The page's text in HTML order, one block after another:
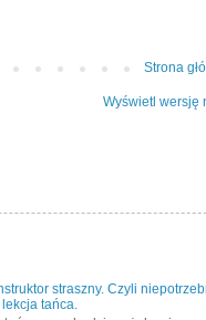
Strona
Wyświetl wersję
straszny. Czyli
tańca.